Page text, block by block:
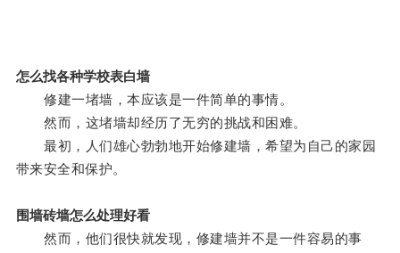
怎么找各种学校表白墙
修建一堵墙，本应该是一件简单的事情。
然而，这堵墙却经历了无穷的挑战和困难。
最初，人们雄心勃勃地开始修建墙，希望为自己的家园
带来安全和保护。
围墙砖墙怎么处理好看
然而，他们很快就发现，修建墙并不是一件容易的事